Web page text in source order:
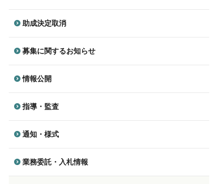
助成決定取消
募集に関するお知らせ
情報公開
指導・監査
通知・様式
業務委託・入札情報